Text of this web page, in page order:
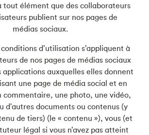
tout élément que des collaborateurs
publient sur nos pages de
médias sociaux.
d’utilisation s’appliquent à
de nos pages de médias sociaux
auxquelles elles donnent
une page de média social et en
commentaire, une photo, une vidéo,
d'autres documents ou contenus (y
de tiers) (le « contenu »), vous (et
légal si vous n’avez pas atteint